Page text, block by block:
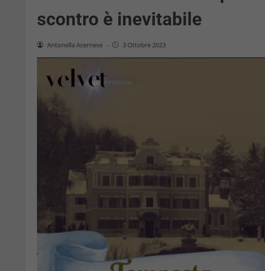
scontro è inevitabile
Antonella Acernese - 3 Ottobre 2023